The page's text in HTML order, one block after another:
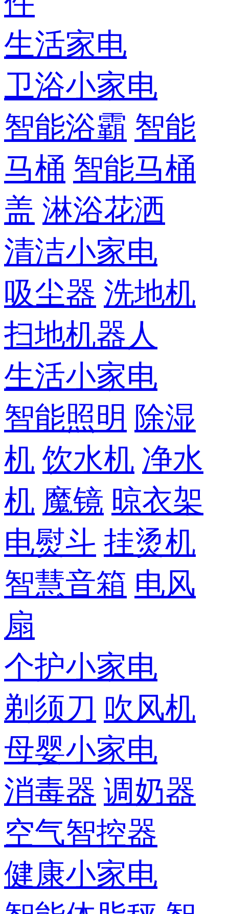
生活家电
卫浴小家电
智能浴霸 智能
马桶 智能马桶
盖 淋浴花洒
清洁小家电
吸尘器 洗地机
扫地机器人
生活小家电
智能照明 除湿
机 饮水机 净水
机 魔镜 晾衣架
电熨斗 挂烫机
智慧音箱 电风
扇
个护小家电
剃须刀 吹风机
母婴小家电
消毒器 调奶器
空气智控器
健康小家电